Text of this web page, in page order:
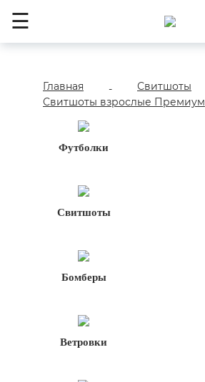
☰
Главная - Свитшоты
Свитшоты взрослые Премиум
Футболки
Свитшоты
Бомберы
Ветровки